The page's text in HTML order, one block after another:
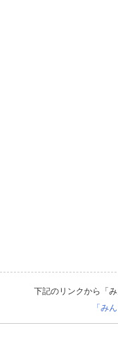
下記のリンクから「
「み